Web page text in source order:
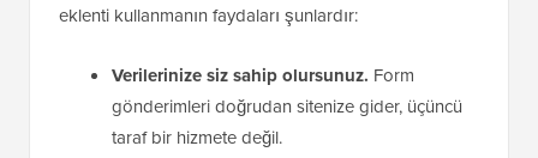
eklenti kullanmanın faydaları şunlardır:
Verilerinize siz sahip olursunuz. Form
gönderimleri doğrudan sitenize gider, üçüncü
taraf bir hizmete değil.